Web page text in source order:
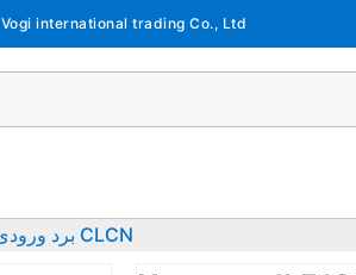
Vogi international trading Co., Ltd
Honeywell 51305072-200 برد ورودی/خروجی CLCN